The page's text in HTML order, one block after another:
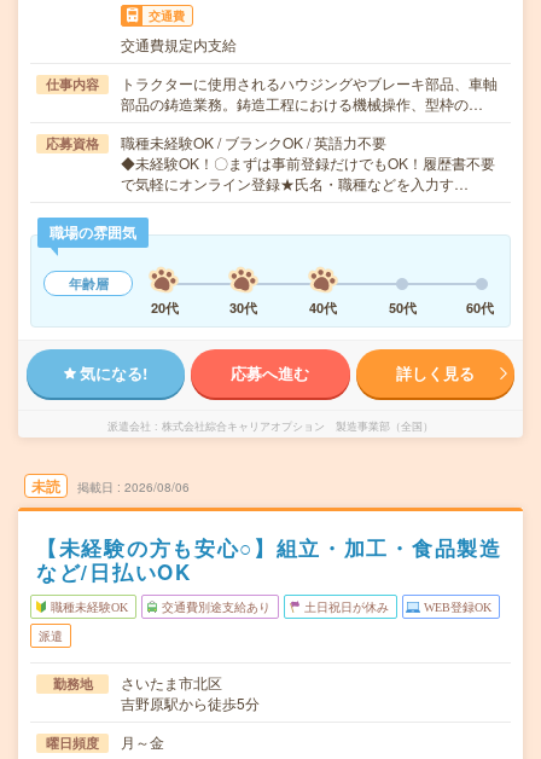
交通費
交通費規定内支給
仕事内容
トラクターに使用されるハウジングやブレーキ部品、車軸
部品の鋳造業務。鋳造工程における機械操作、型枠の…
応募資格
職種未経験OK / ブランクOK / 英語力不要
◆未経験OK！〇まずは事前登録だけでもOK！履歴書不要
で気軽にオンライン登録★氏名・職種などを入力す…
職場の雰囲気
年齢層
20代
30代 40代 50代 60代
気になる! 応募へ進む 詳しく見る
派遣会社 株式会社綜合キャリアオプション 製造事業部（全国）
未読 掲載日 2026/08/06
【未経験の方も安心○】組立・加工・食品製造
など/日払いOK
職種未経験OK 交通費別途支給あり 土日祝日が休み WEB登録OK
派遣
勤務地
さいたま市北区
吉野原駅から徒歩5分
曜日頻度 月～金